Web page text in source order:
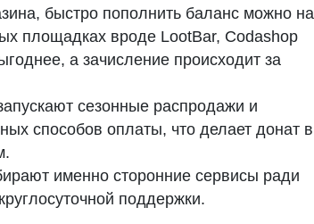
быстро пополнить баланс можно на
площадках вроде LootBar, Codashop
а зачисление происходит за
сезонные распродажи и
способов оплаты, что делает донат в
именно сторонние сервисы ради
поддержки.